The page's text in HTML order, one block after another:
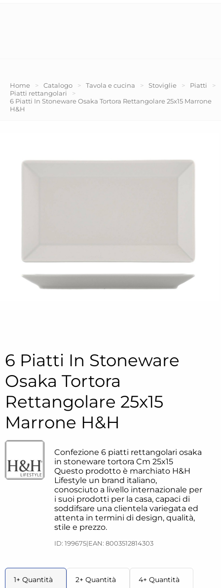
Home > Catalogo > Tavola e cucina > Stoviglie > Piatti
>
Piatti rettangolari
>
6 Piatti In Stoneware Osaka Tortora Rettangolare 25x15 Marrone
H&H
6 Piatti In Stoneware
Osaka Tortora
Rettangolare 25x15
Marrone H&H
Confezione 6 piatti rettangolari osaka
in stoneware tortora Cm 25x15
Questo prodotto è marchiato H&H
Lifestyle un brand italiano,
conosciuto a livello internazionale per
i suoi prodotti per la casa, capaci di
soddifsare una clientela variegata ed
attenta in termini di design, qualità,
stile e prezzo.
ID: 199675|EAN: 8003512814303
1+ Quantità 2+ Quantità 4+ Quantità